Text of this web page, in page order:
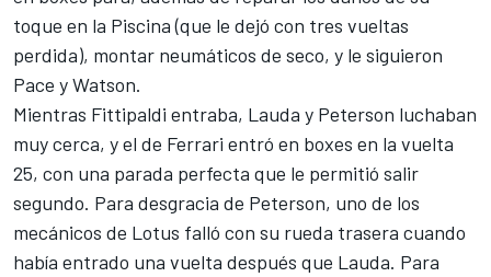
toque en la Piscina (que le dejó con tres vueltas
perdida), montar neumáticos de seco, y le siguieron
Pace y Watson.
Mientras Fittipaldi entraba, Lauda y Peterson luchaban
muy cerca, y el de Ferrari entró en boxes en la vuelta
25, con una parada perfecta que le permitió salir
segundo. Para desgracia de Peterson, uno de los
mecánicos de Lotus falló con su rueda trasera cuando
había entrado una vuelta después que Lauda. Para